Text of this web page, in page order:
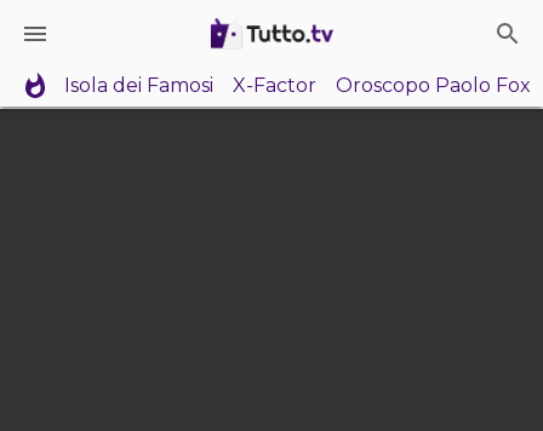
Isola dei Famosi X-Factor Oroscopo Paolo Fox